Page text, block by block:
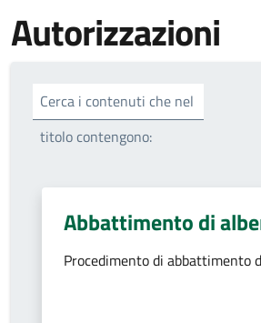
Autorizzazioni
Cerca i contenuti che nel
titolo contengono:
Abbattimento di
Procedimento di abbattimento